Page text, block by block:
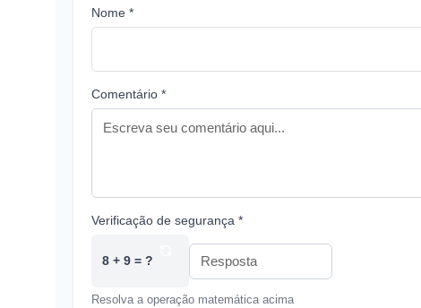
Nome *
Comentário *
Verificação de segurança *
8 + 9 = ?
Resolva a operação matemática acima